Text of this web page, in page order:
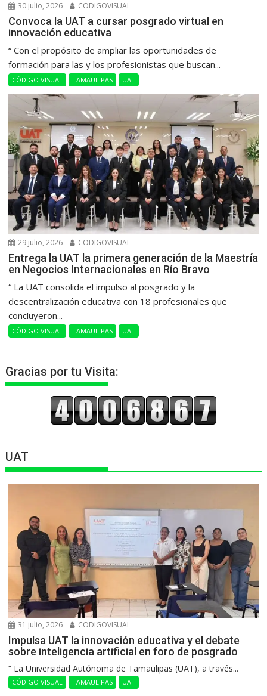
30 julio, 2026 CODIGOVISUAL
Convoca la UAT a cursar posgrado virtual en
innovación educativa
“ Con el propósito de ampliar las oportunidades de
formación para las y los profesionistas que buscan...
CÓDIGO VISUAL TAMAULIPAS UAT
29 julio, 2026 CODIGOVISUAL
Entrega la UAT la primera generación de la Maestría
en Negocios Internacionales en Río Bravo
“ La UAT consolida el impulso al posgrado y la
descentralización educativa con 18 profesionales que
concluyeron...
CÓDIGO VISUAL TAMAULIPAS UAT
Gracias por tu Visita:
UAT
31 julio, 2026 CODIGOVISUAL
Impulsa UAT la innovación educativa y el debate
sobre inteligencia artificial en foro de posgrado
“ La Universidad Autónoma de Tamaulipas (UAT), a través...
CÓDIGO VISUAL TAMAULIPAS UAT